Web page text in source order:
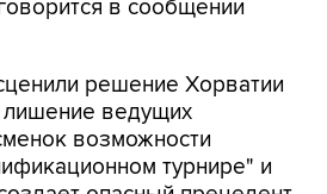
решение Хорватии
возможности
турнире" и
опасный прецедент,
решения могут